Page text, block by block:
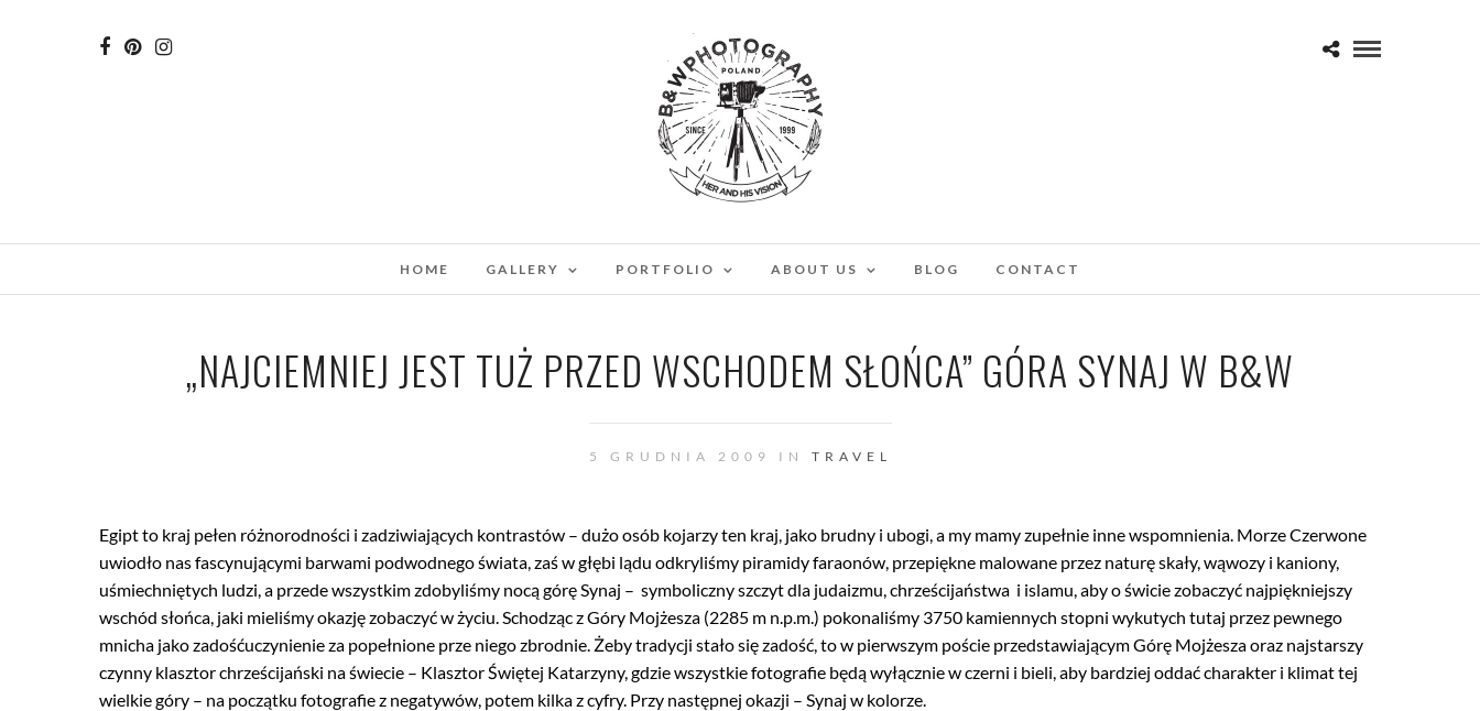
HOME GALLERY PORTFOLIO ABOUT US BLOG CONTACT
„NAJCIEMNIEJ JEST TUŻ PRZED WSCHODEM SŁOŃCA” GÓRA SYNAJ W B&W
5 GRUDNIA 2009 IN TRAVEL
Egipt to kraj pełen różnorodności i zadziwiających kontrastów – dużo osób kojarzy ten kraj, jako brudny i ubogi, a my mamy zupełnie inne wspomnienia. Morze Czerwone
uwiodło nas fascynującymi barwami podwodnego świata, zaś w głębi lądu odkryliśmy piramidy faraonów, przepiękne malowane przez naturę skały, wąwozy i kaniony,
uśmiechniętych ludzi, a przede wszystkim zdobyliśmy nocą górę Synaj – symboliczny szczyt dla judaizmu, chrześcijaństwa i islamu, aby o świcie zobaczyć najpiękniejszy
wschód słońca, jaki mieliśmy okazję zobaczyć w życiu. Schodząc z Góry Mojżesza (2285 m n.p.m.) pokonaliśmy 3750 kamiennych stopni wykutych tutaj przez pewnego
mnicha jako zadośćuczynienie za popełnione prze niego zbrodnie. Żeby tradycji stało się zadość, to w pierwszym poście przedstawiającym Górę Mojżesza oraz najstarszy
czynny klasztor chrześcijański na świecie – Klasztor Świętej Katarzyny, gdzie wszystkie fotografie będą wyłącznie w czerni i bieli, aby bardziej oddać charakter i klimat tej
wielkie góry – na początku fotografie z negatywów, potem kilka z cyfry. Przy następnej okazji – Synaj w kolorze.